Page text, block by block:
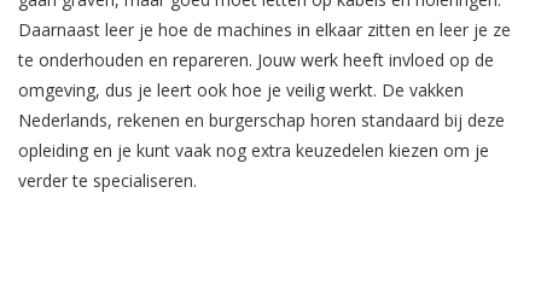
Daarnaast leer je hoe de machines in elkaar zitten en leer je ze
te onderhouden en repareren. Jouw werk heeft invloed op de
omgeving, dus je leert ook hoe je veilig werkt. De vakken
Nederlands, rekenen en burgerschap horen standaard bij deze
opleiding en je kunt vaak nog extra keuzedelen kiezen om je
verder te specialiseren.